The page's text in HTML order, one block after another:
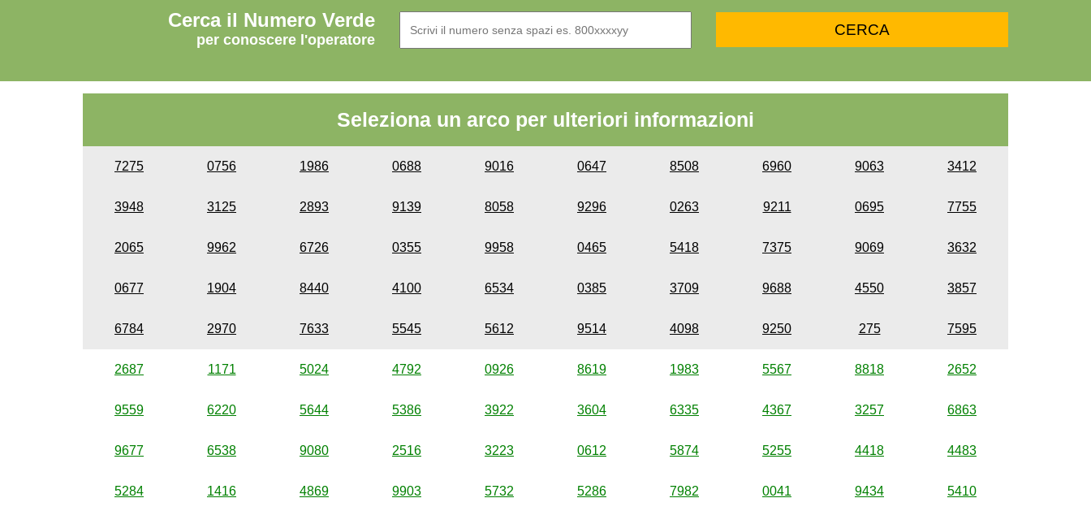
Cerca il Numero Verde
per conoscere l'operatore
Seleziona un arco per ulteriori informazioni
7275 0756 1986 0688 9016 0647 8508 6960 9063 3412
3948 3125 2893 9139 8058 9296 0263 9211 0695 7755
2065 9962 6726 0355 9958 0465 5418 7375 9069 3632
0677 1904 8440 4100 6534 0385 3709 9688 4550 3857
6784 2970 7633 5545 5612 9514 4098 9250 275 7595
2687 1171 5024 4792 0926 8619 1983 5567 8818 2652
9559 6220 5644 5386 3922 3604 6335 4367 3257 6863
9677 6538 9080 2516 3223 0612 5874 5255 4418 4483
5284 1416 4869 9903 5732 5286 7982 0041 9434 5410